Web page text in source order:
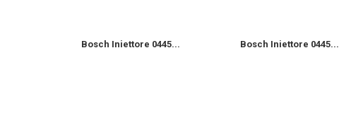
Bosch Iniettore 0445... Bosch Iniettore 0445...